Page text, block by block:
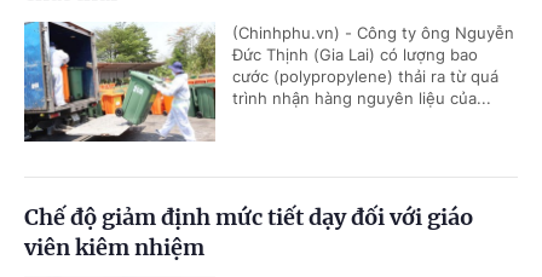
(Chinhphu.vn) - Công ty ông Nguyễn
Đức Thịnh (Gia Lai) có lượng bao
cước (polypropylene) thải ra từ quá
trình nhận hàng nguyên liệu của...
Chế độ giảm định mức tiết dạy đối với giáo
viên kiêm nhiệm